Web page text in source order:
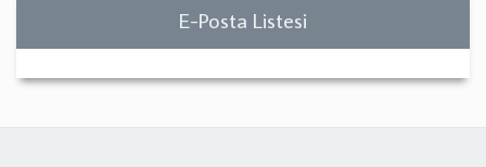
E-Posta Listesi